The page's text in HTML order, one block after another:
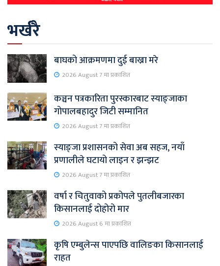
भर्खरै
बाघको आक्रमणमा दुई बाख्रा मरे
2026 August 7 मा प्रकाशित
कञ्चन पत्रकारिता पुरस्कारबाट स्याङ्जाका
गोपालबहादुर जिटी सम्मानित
2026 August 7 मा प्रकाशित
स्याङ्जा प्रशासनको सेवा अब सहज, नयाँ
प्रणालीले घटायो लाइन र झन्झट
2026 August 7 मा प्रकाशित
वर्षा र चितुवाको प्रकोपले पुतलीबजारका
किसानलाई दोहोरो मार
2026 August 6 मा प्रकाशित
कृषि एम्बुलेन्स पाएपछि वालिङका किसानलाई
राहत